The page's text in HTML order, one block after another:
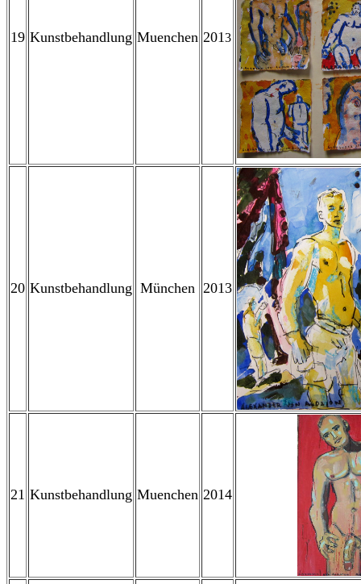
19 Kunstbehandlung Muenchen 2013
20 Kunstbehandlung München 2013
21 Kunstbehandlung Muenchen 2014